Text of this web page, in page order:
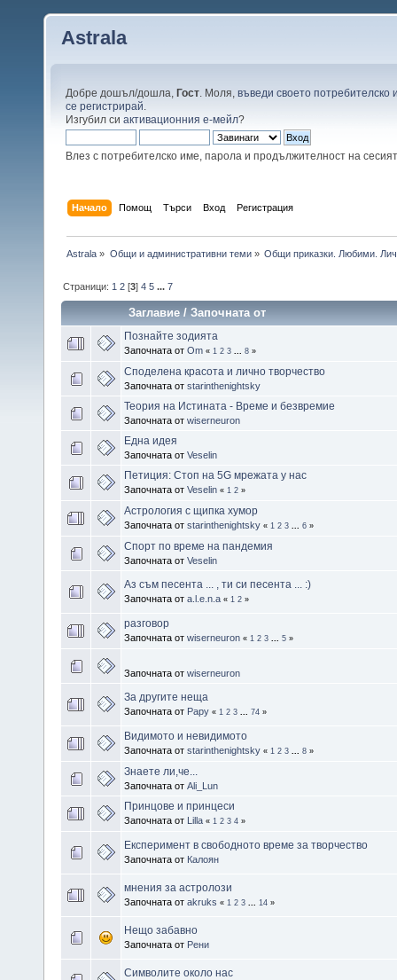
Astrala
Добре дошъл/дошла, Гост . Моля, въведи своето потребителско
се регистрирай
Изгубил си активационния е-мейл?
Влез с потребителско име, парола и продължителност на
Начало Помощ Търси Вход Регистрация
Astrala » Общи и административни теми» Общи приказки. Любими.
Страници: 1 2 [3]4 5 ...7
Заглавие /Започната от
Познайте зодията
Започната от Om « 1 2 3 8 »
Споделена красота и лично творчество
Започната от starinthenightsky
Теория на Истината - Време и безвремие
Започната от wiserneuron
Една идея
Започната от Veselin
Петиция: Стоп на 5G мрежата у нас
Започната от Veselin « 1 2 »
Астрология с щипка хумор
Започната от starinthenightsky « 1 2 3 6 »
Спорт по време на пандемия
Започната от Veselin
Аз съм песента ... , ти си песента ... :)
Започната от a.l.e.n.a « 1 2 »
разговор
Започната от wiserneuron « 1 2 3 5 »
Започната от wiserneuron
За другите неща
Започната от Papy « 1 2 3 74 »
Видимото и невидимото
Започната от starinthenightsky « 1 2 3 8 »
Знаете ли,че...
Започната от Ali_Lun
Принцове и принцеси
Започната от Lilla « 1 2 3 4 »
Експеримент в свободното време за творчество
Започната от Калоян
мнения за астролози
Започната от akruks « 1 2 3 14 »
Нещо забавно
Започната от Рени
Символите около нас